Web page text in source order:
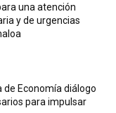
una atención
y de urgencias
Economía diálogo
para impulsar